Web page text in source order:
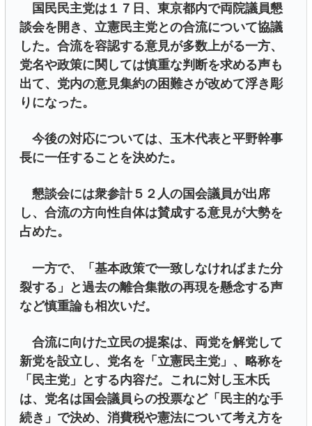
国民民主党は１７日、東京都内で両院議員懇
談会を開き、立憲民主党との合流について協議
した。合流を容認する意見が多数上がる一方、
党名や政策に関しては慎重な判断を求める声も
出て、党内の意見集約の困難さが改めて浮き彫
りになった。
今後の対応については、玉木代表と平野幹事
長に一任することを決めた。
懇談会には衆参計５２人の国会議員が出席
し、合流の方向性自体は賛成する意見が大勢を
占めた。
一方で、「基本政策で一致しなければまた分
裂する」と過去の離合集散の再現を懸念する声
など慎重論も相次いだ。
合流に向けた立民の提案は、両党を解党して
新党を設立し、党名を「立憲民主党」、略称を
「民主党」とする内容だ。これに対し玉木氏
は、党名は国会議員らの投票など「民主的な手
続き」で決め、消費税や憲法について考え方を